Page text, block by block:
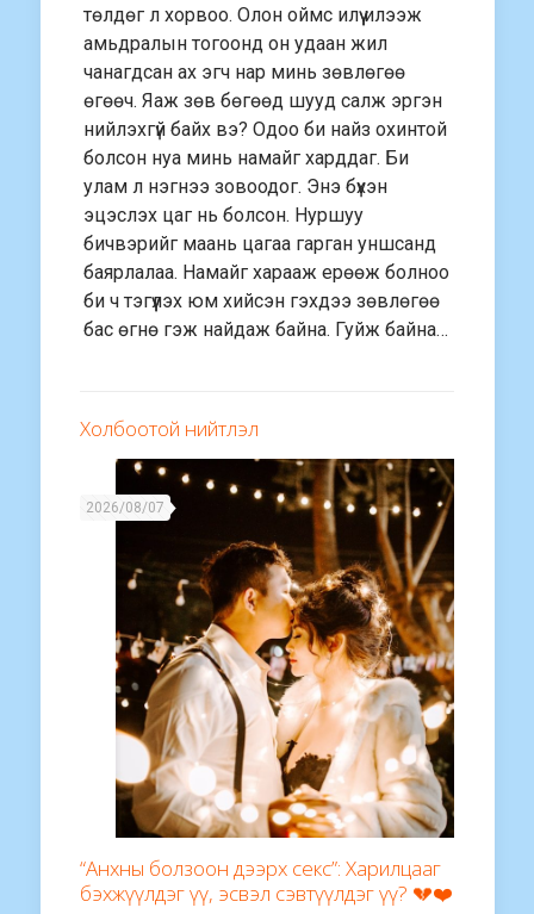
төлдөг л хорвоо. Олон оймс илүү илээж
амьдралын тогоонд он удаан жил
чанагдсан ах эгч нар минь зөвлөгөө
өгөөч. Яаж зөв бөгөөд шууд салж эргэн
нийлэхгүй байх вэ? Одоо би найз охинтой
болсон нуа минь намайг харддаг. Би
улам л нэгнээ зовоодог. Энэ бүхэн
эцэслэх цаг нь болсон. Нуршуу
бичвэрийг маань цагаа гарган уншсанд
баярлалаа. Намайг харааж ерөөж болноо
би ч тэгүүлэх юм хийсэн гэхдээ зөвлөгөө
бас өгнө гэж найдаж байна. Гуйж байна…
Холбоотой нийтлэл
2026/08/07
“Анхны болзоон дээрх секс”: Харилцааг
бэхжүүлдэг үү, эсвэл сэвтүүлдэг үү? 💔❤️